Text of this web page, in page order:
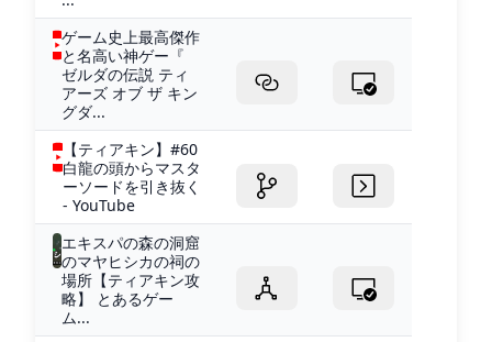
ゲーム史上最高傑作
と名高い神ゲー『
ゼルダの伝説 ティ
アーズ オブ ザ キン
グダ...
【ティアキン】#60
白龍の頭からマスタ
ーソードを引き抜く
- YouTube
エキスパの森の洞窟
のマヤヒシカの祠の
場所【ティアキン攻
略】 とあるゲー
ム...